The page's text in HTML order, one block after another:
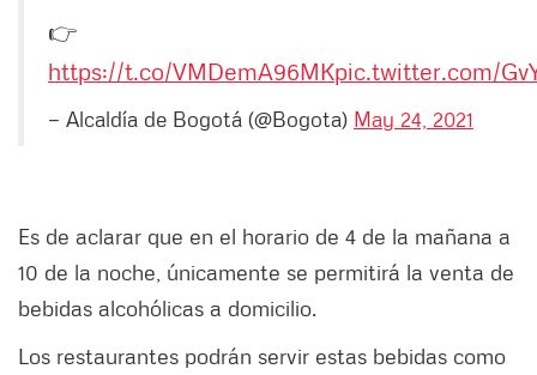
👉
https://t.co/VMDemA96MKpic.twitter.com/
— Alcaldía de Bogotá (@Bogota) May 24, 2021
Es de aclarar que en el horario de 4 de la mañana a
10 de la noche, únicamente se permitirá la venta de
bebidas alcohólicas a domicilio.
Los restaurantes podrán servir estas bebidas como